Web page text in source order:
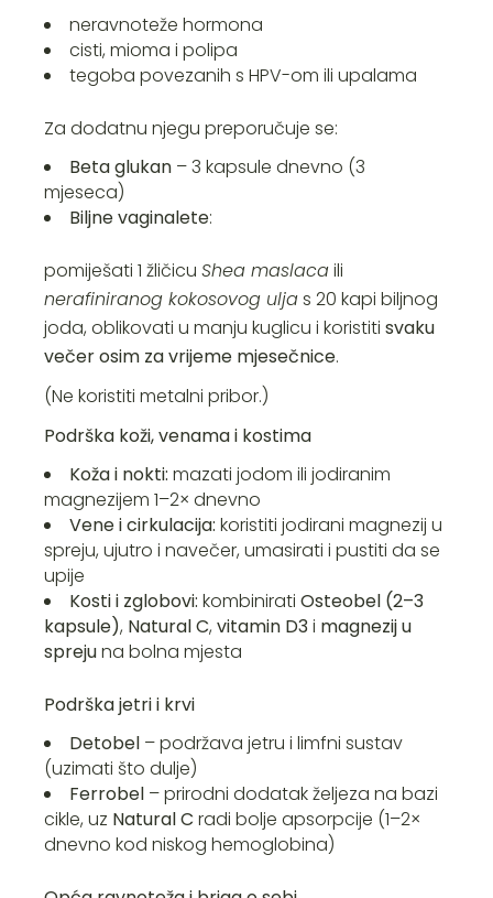
neravnoteže hormona
cisti, mioma i polipa
tegoba povezanih s HPV-om ili upalama
Za dodatnu njegu preporučuje se:
Beta glukan – 3 kapsule dnevno (3
mjeseca)
Biljne vaginalete:
pomiješati 1 žličicuShea maslacaili
nerafiniranog kokosovog uljas 20 kapi biljnog
joda, oblikovati u manju kuglicu i koristitisvaku
večer osim za vrijeme mjesečnice.
(Ne koristiti metalni pribor.)
Podrška koži, venama i kostima
Koža i nokti: mazati jodom ili jodiranim
magnezijem 1–2× dnevno
Vene i cirkulacija: koristiti jodirani magnezij u
spreju, ujutro i navečer, umasirati i pustiti da se
upije
Kosti i zglobovi: kombiniratiOsteobel (2–3
kapsule), Natural C,vitamin D3i magnezij u
sprejuna bolna mjesta
Podrška jetri i krvi
Detobel – podržava jetru i limfni sustav
(uzimati što dulje)
Ferrobel – prirodni dodatak željeza na bazi
cikle, uz Natural C radi bolje apsorpcije (1–2×
dnevno kod niskog hemoglobina)